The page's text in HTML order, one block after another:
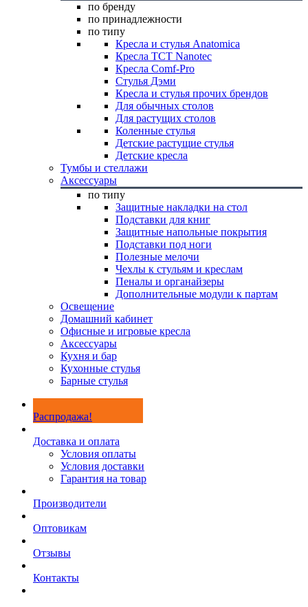
по бренду
по принадлежности
по типу
Кресла и стулья Anatomica
Кресла TCT Nanotec
Кресла Comf-Pro
Стулья Дэми
Кресла и стулья прочих брендов
Для обычных столов
Для растущих столов
Коленные стулья
Детские растущие стулья
Детские кресла
Тумбы и стеллажи
Аксессуары
по типу
Защитные накладки на стол
Подставки для книг
Защитные напольные покрытия
Подставки под ноги
Полезные мелочи
Чехлы к стульям и креслам
Пеналы и органайзеры
Дополнительные модули к партам
Освещение
Домашний кабинет
Офисные и игровые кресла
Аксессуары
Кухня и бар
Кухонные стулья
Барные стулья
Распродажа!
Доставка и оплата
Условия оплаты
Условия доставки
Гарантия на товар
Производители
Оптовикам
Отзывы
Контакты